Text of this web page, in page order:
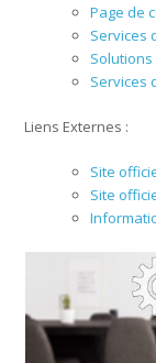
Page de
Services
Services
Liens Externes :
Site
Site